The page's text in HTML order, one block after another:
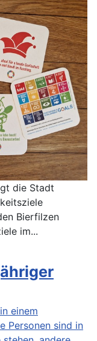
die Stadt
Bierfilzen
im...